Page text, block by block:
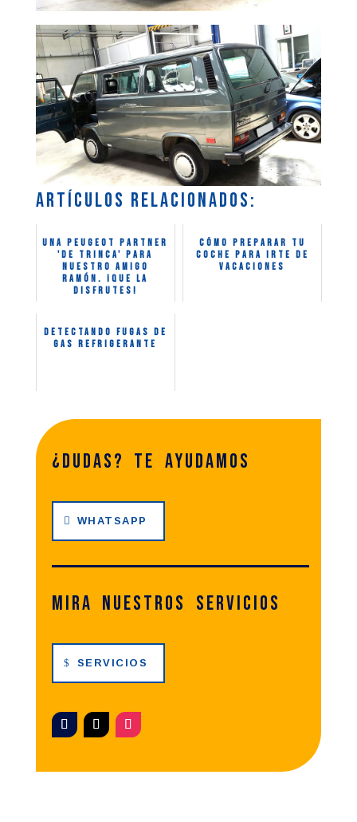
Artículos relacionados:
Una Peugeot Partner
'de trinca' para
nuestro amigo
Ramón. ¡Que la
disfrutes!
Cómo preparar tu
coche para irte de
vacaciones
Detectando fugas de
gas refrigerante
¿dudas? te ayudamos
WHATSAPP
Mira nuestros servicios
SERVICIOS